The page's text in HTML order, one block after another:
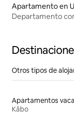
Apartamento en
Departamento
Otros tipos de
Apartamentos
Kåbo